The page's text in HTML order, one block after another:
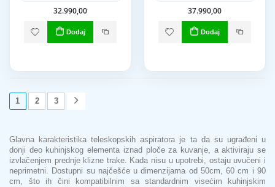
32.990,00
Dodaj
37.990,00
Dodaj
1 2 3
Glavna karakteristika teleskopskih aspiratora je ta da su ugrađeni u
donji deo kuhinjskog elementa iznad ploče za kuvanje, a aktiviraju se
izvlačenjem prednje klizne trake. Kada nisu u upotrebi, ostaju uvučeni i
neprimetni. Dostupni su najčešće u dimenzijama od 50cm, 60 cm i 90
cm, što ih čini kompatibilnim sa standardnim visećim kuhinjskim